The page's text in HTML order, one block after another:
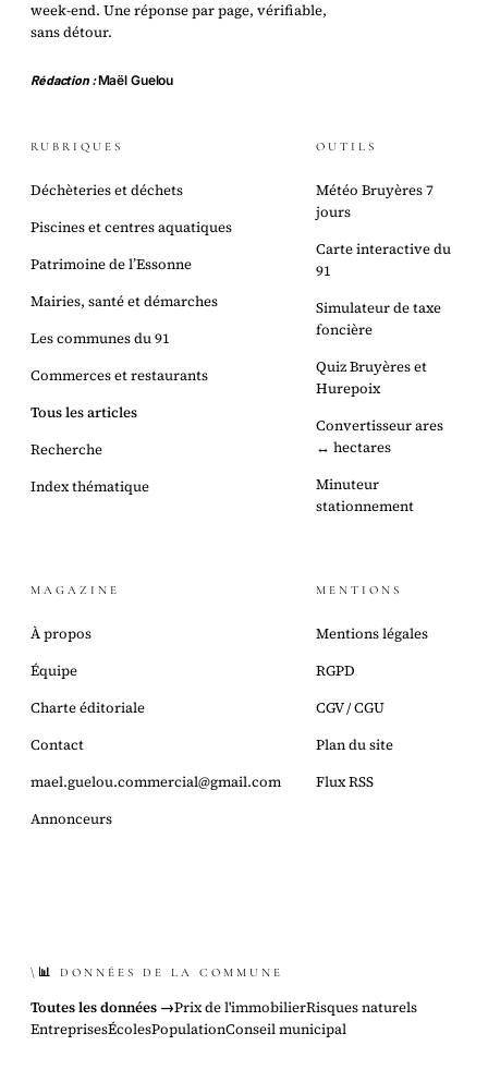
week-end. Une réponse par page, vérifiable,
sans détour.
Rédaction :Maël Guelou
RUBRIQUES
Déchèteries et déchets
Piscines et centres aquatiques
Patrimoine de l’Essonne
Mairies, santé et démarches
Les communes du 91
Commerces et restaurants
Tous les articles
Recherche
Index thématique
OUTILS
Météo Bruyères 7
jours
Carte interactive du
91
Simulateur de taxe
foncière
Quiz Bruyères et
Hurepoix
Convertisseur ares
↔ hectares
Minuteur
stationnement
MAGAZINE
À propos
Équipe
Charte éditoriale
Contact
mael.guelou.commercial@gmail.com
Annonceurs
MENTIONS
Mentions légales
RGPD
CGV / CGU
Plan du site
Flux RSS
\📊 DONNÉES DE LA COMMUNE
Toutes les données →Prix de l'immobilierRisques naturels
EntreprisesÉcolesPopulationConseil municipal